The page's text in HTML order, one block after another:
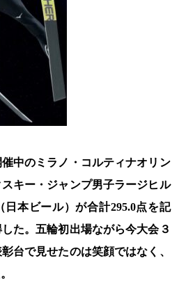
中のミラノ・コルティナオリン
キー・ジャンプ男子ラージヒル
本ビール）が合計295.0点を記
た。五輪初出場ながら今大会３
台で見せたのは笑顔ではなく、